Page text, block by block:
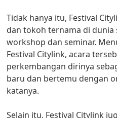
Tidak hanya itu, Festival
dan tokoh ternama di
workshop dan seminar.
Festival Citylink, acara
perkembangan dirinya
baru dan bertemu dengan
katanya.
Selain itu, Festival Citylink